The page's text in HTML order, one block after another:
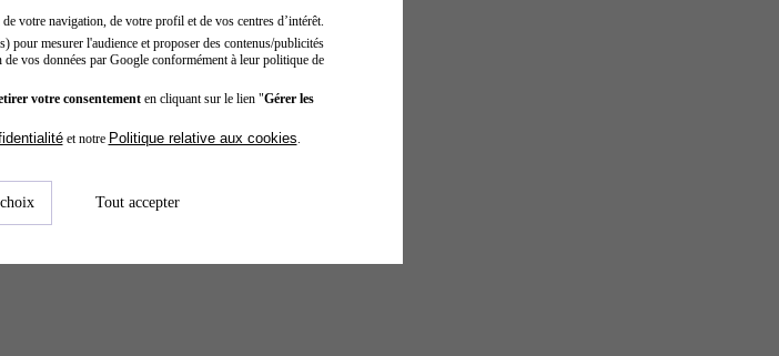
votre navigation, de votre profil et de vos centres d’intérêt.
mesurer l'audience et proposer des contenus/publicités
vos données par Google conformément à leur politique de
votre consentementen cliquant sur le lien "Gérer les
et notre Politique relative aux cookies
Tout accepter